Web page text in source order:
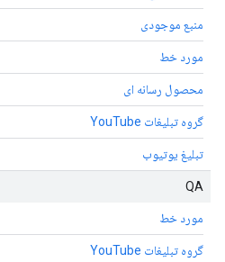
منبع موجودی
مورد خط
محصول رسانه ای
گروه تبلیغات YouTube
تبلیغ یوتیوب
QA
مورد خط
گروه تبلیغات YouTube